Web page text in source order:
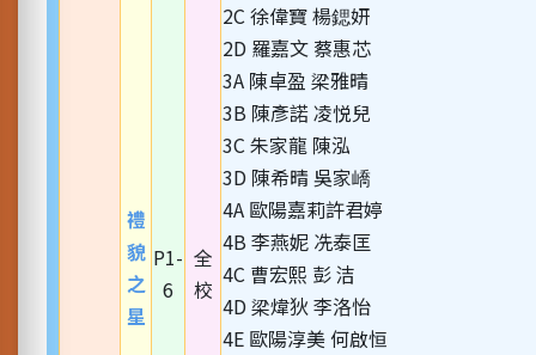
禮
貌
之
星
P1-
6
全
校
2C 徐偉寶 楊鍶妍
2D 羅嘉文 蔡惠芯
3A 陳卓盈 梁雅晴
3B 陳彥諾 凌悦兒
3C 朱家龍 陳泓
3D 陳希晴 吳家嶠
4A 歐陽嘉莉許君婷
4B 李燕妮 冼泰匡
4C 曹宏熙 彭 洁
4D 梁煒狄 李洛怡
4E 歐陽淳美 何啟恒